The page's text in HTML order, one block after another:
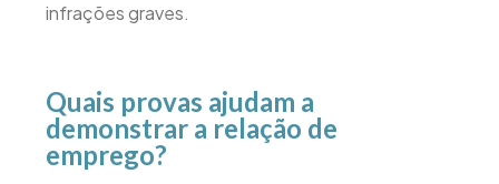
infrações graves.
Quais provas ajudam a
demonstrar a relação de
emprego?